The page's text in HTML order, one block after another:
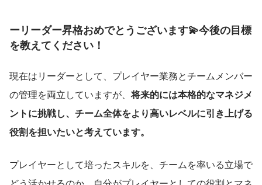
ーリーダー昇格おめでとうございます💫今後の目標
を教えてください！
現在はリーダーとして、プレイヤー業務とチームメンバー
の管理を両立していますが、将来的には本格的なマネジメ
ントに挑戦し、チーム全体をより高いレベルに引き上げる
役割を担いたいと考えています。
プレイヤーとして培ったスキルを、チームを率いる立場で